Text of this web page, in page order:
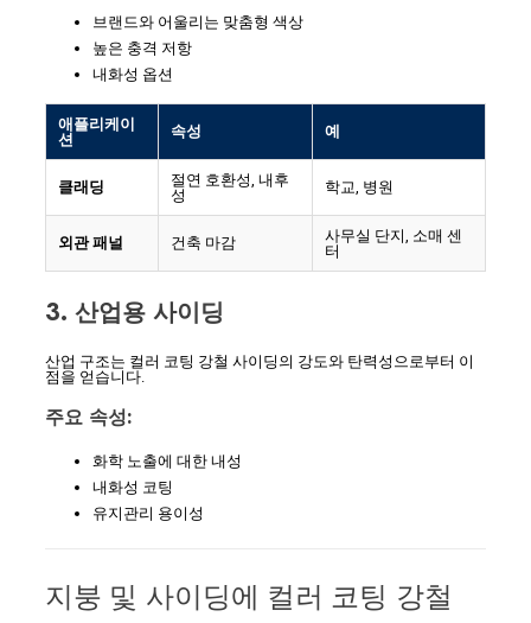
브랜드와 어울리는 맞춤형 색상
높은 충격 저항
내화성 옵션
애플리케이
션
속성 예
클래딩
절연 호환성, 내후
성
학교, 병원
외관 패널 건축 마감
사무실 단지, 소매 센
터
3. 산업용 사이딩
산업 구조는 컬러 코팅 강철 사이딩의 강도와 탄력성으로부터 이
점을 얻습니다.
주요 속성:
화학 노출에 대한 내성
내화성 코팅
유지관리 용이성
지붕 및 사이딩에 컬러 코팅 강철